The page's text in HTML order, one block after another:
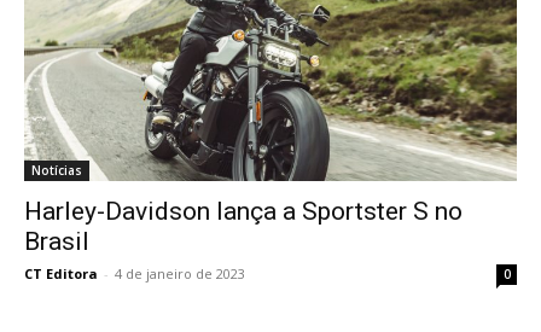
Notícias
Harley-Davidson lança a Sportster S no
Brasil
CT Editora - 4 de janeiro de 2023 0